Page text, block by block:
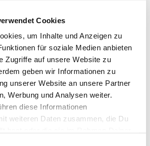
Cookies
um Inhalte und Anzeigen zu
für soziale Medien anbieten
Zugriffe auf unsere Website zu
geben wir Informationen zu
unserer Website an unsere Partner
Werbung und Analysen weiter.
diese Informationen
weiteren Daten zusammen, die Du
en in geen geval zullen aan
kosten in rekening worden gebracht. We
weigeren totdat we de goederen terug
totdat u het bewijs hebt geleverd dat u de
naargelang wat het eerst gebeurt.
en in ieder geval binnen veertien
u ons in kennis stelt van de herroeping
aan ons terug te sturen of te
wordt gehaald als u de goederen voor
van veertien dagen verzendt. Wij nemen